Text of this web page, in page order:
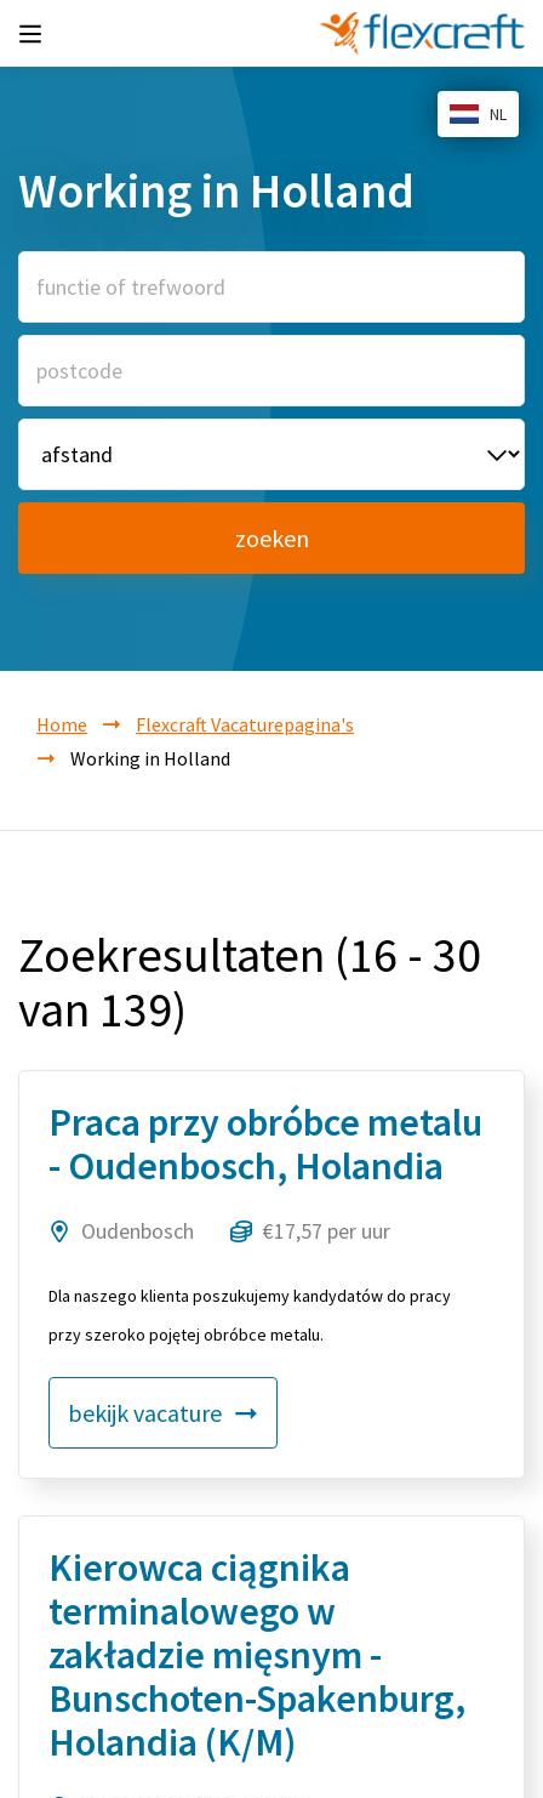
Working in Holland
zoeken
Home
Flexcraft Vacaturepagina's
Working in Holland
Zoekresultaten (16 - 30
van 139)
Praca przy obróbce metalu
- Oudenbosch, Holandia
Oudenbosch €17,57 per uur
Dla naszego klienta poszukujemy kandydatów do pracy
przy szeroko pojętej obróbce metalu.
bekijk vacature
Kierowca ciągnika
terminalowego w
zakładzie mięsnym -
Bunschoten-Spakenburg,
Holandia (K/M)
NL